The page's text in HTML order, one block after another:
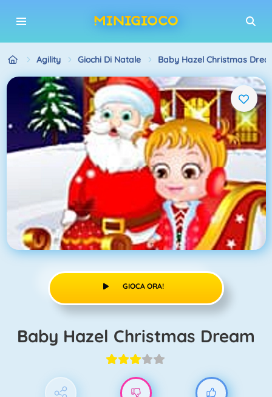
Agility Giochi Di Natale Baby Hazel Christmas
GIOCA ORA!
Baby Hazel Christmas Dream